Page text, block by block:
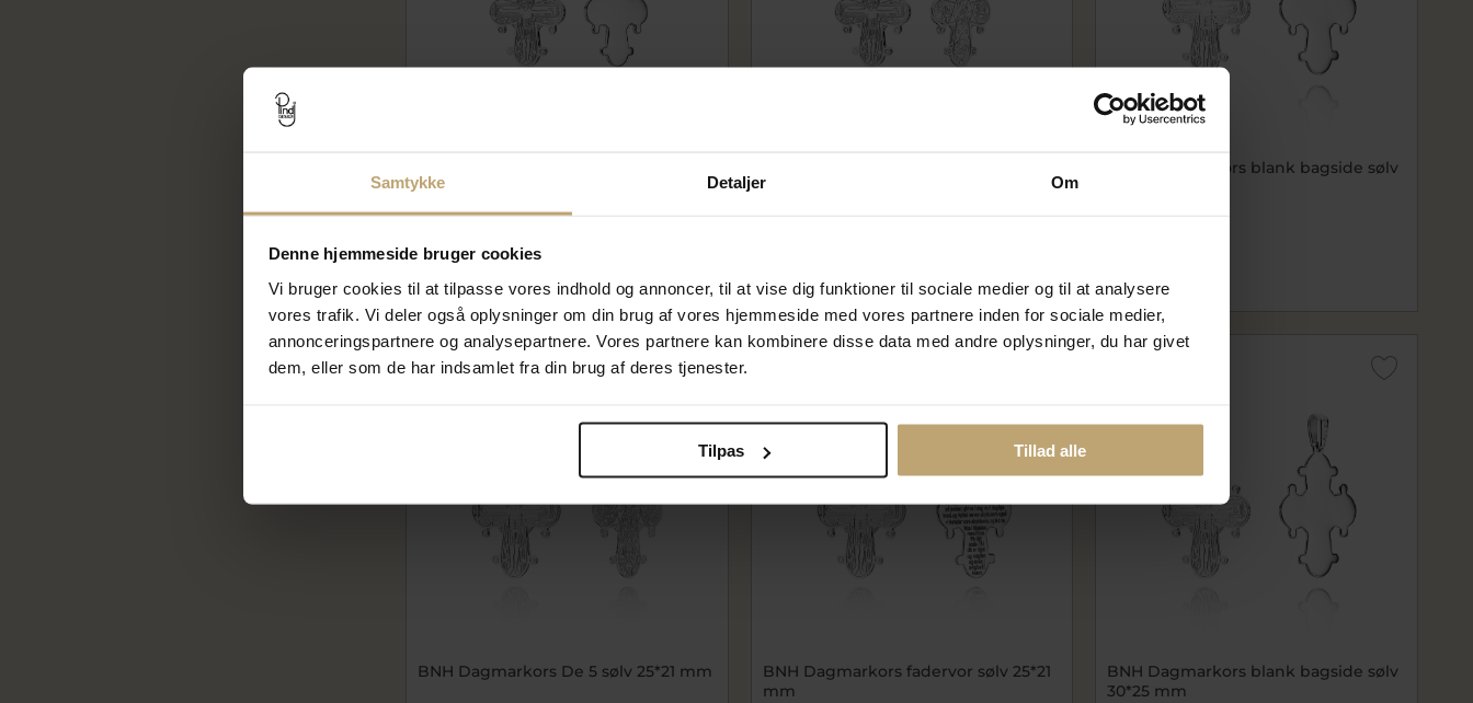
Samtykke Detaljer Om
Denne hjemmeside bruger cookies
Vi bruger cookies til at tilpasse vores indhold og annoncer, til at vise dig funktioner til sociale medier og til at analysere
vores trafik. Vi deler også oplysninger om din brug af vores hjemmeside med vores partnere inden for sociale medier,
annonceringspartnere og analysepartnere. Vores partnere kan kombinere disse data med andre oplysninger, du har givet
dem, eller som de har indsamlet fra din brug af deres tjenester.
Tilpas Tillad alle
20*17 mm
bnSDK20B
675,00 kr
På lager
mm
På lager
BNH Dagmarkors blank bagside sølv
På lager
SALE
BNH Dagmarkors De 5 sølv 25*21 mm
BNH Dagmarkors fadervor sølv 25*21
mm
BNH Dagmarkors blank bagside sølv
30*25 mm